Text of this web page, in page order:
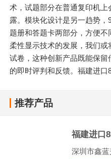
术，试题部分在普通复印机
露。模块化设计是另一趋势
题册和答题卡两部分，方便
柔性显示技术的发展，我们
试卷，这种创新产品既能保
的即时评判和反馈。福建进口
推荐产品
福建进口
深圳市鑫